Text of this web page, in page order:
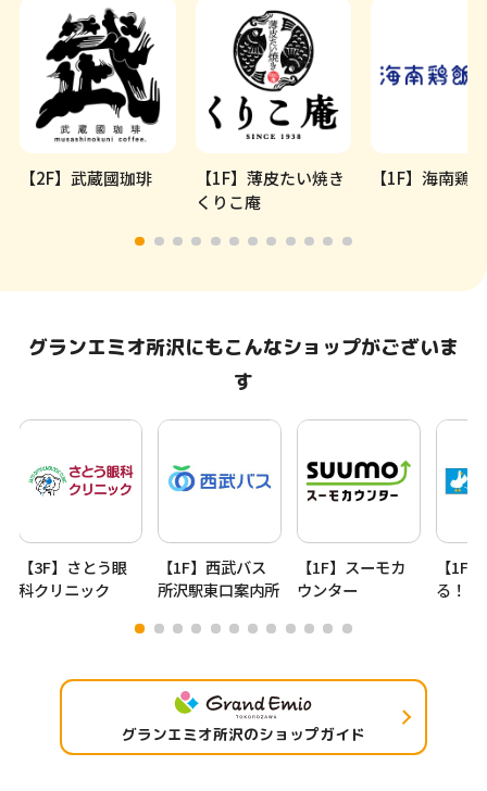
【2F】武蔵國珈琲
【1F】薄皮たい焼き
くりこ庵
【1F】海南鶏
グランエミオ所沢にもこんなショップがございま
す
【3F】さとう眼
科クリニック
【1F】西武バス
所沢駅東口案内所
【1F】スーモカ
ウンター
【1F
る！ほ
グランエミオ所沢のショップガイド